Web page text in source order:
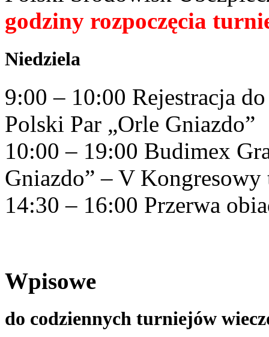
godziny rozpoczęcia
Niedziela
9:00 – 10:00 Rejestracja
Polski Par „Orle Gniazdo”
10:00 – 19:00 Budimex
Gniazdo” – V
14:30 – 16:00 Przerwa
Wpisowe
do codziennych turniejów